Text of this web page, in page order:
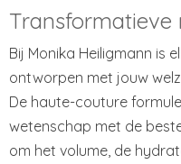
Transformatieve
Bij Monika Heiligmann is
ontworpen met jouw
De haute-couture
wetenschap met de
om het volume, de